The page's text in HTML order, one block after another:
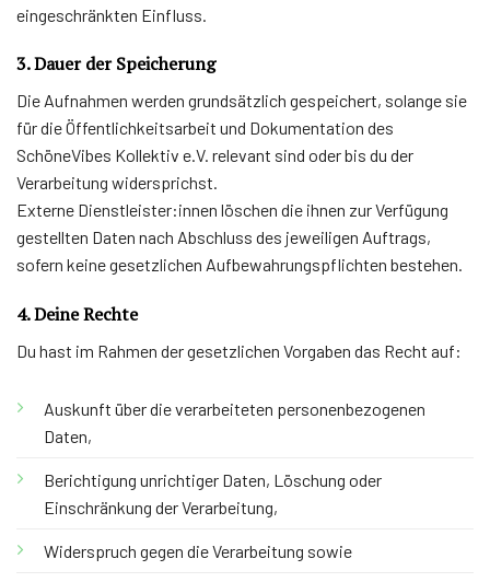
eingeschränkten Einfluss.
3. Dauer der Speicherung
Die Aufnahmen werden grundsätzlich gespeichert, solange sie
für die Öffentlichkeitsarbeit und Dokumentation des
SchöneVibes Kollektiv e.V. relevant sind oder bis du der
Verarbeitung widersprichst.
Externe Dienstleister:innen löschen die ihnen zur Verfügung
gestellten Daten nach Abschluss des jeweiligen Auftrags,
sofern keine gesetzlichen Aufbewahrungspflichten bestehen.
4. Deine Rechte
Du hast im Rahmen der gesetzlichen Vorgaben das Recht auf:
Auskunft über die verarbeiteten personenbezogenen
Daten,
Berichtigung unrichtiger Daten, Löschung oder
Einschränkung der Verarbeitung,
Widerspruch gegen die Verarbeitung sowie